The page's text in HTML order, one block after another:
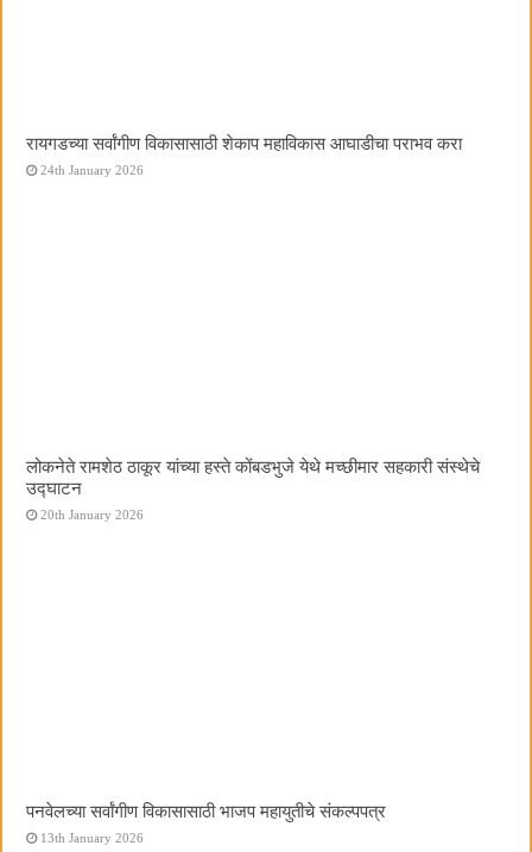
रायगडच्या सर्वांगीण विकासासाठी शेकाप महाविकास आघाडीचा पराभव करा
24th January 2026
लोकनेते रामशेठ ठाकूर यांच्या हस्ते कोंबडभुजे येथे मच्छीमार सहकारी संस्थेचे
उद्घाटन
20th January 2026
पनवेलच्या सर्वांगीण विकासासाठी भाजप महायुतीचे संकल्पपत्र
13th January 2026